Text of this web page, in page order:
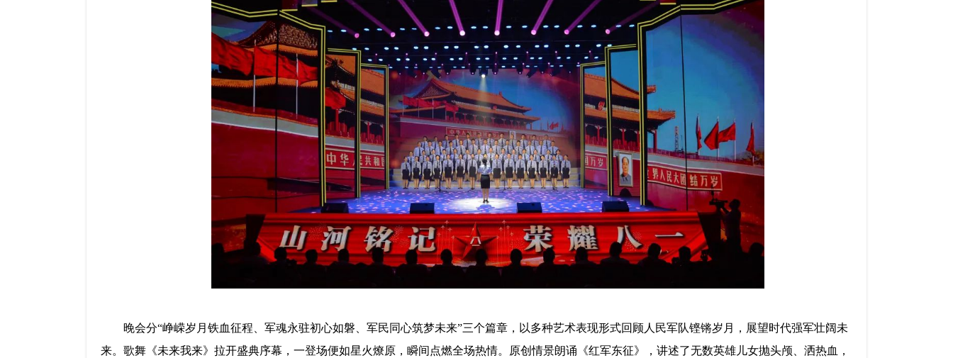
晚会分“峥嵘岁月铁血征程、军魂永驻初心如磐、军民同心筑梦未来”三个篇章，以多种艺术表现形式回顾人民军队铿锵岁月，展望时代强军壮阔未
来。歌舞《未来我来》拉开盛典序幕，一登场便如星火燎原，瞬间点燃全场热情。原创情景朗诵《红军东征》，讲述了无数英雄儿女抛头颅、洒热血，